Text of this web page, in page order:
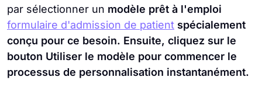
par sélectionner un modèle prêt à l'emploi
formulaire d'admission de patient spécialement
conçu pour ce besoin. Ensuite, cliquez sur le
bouton Utiliser le modèle pour commencer le
processus de personnalisation instantanément.